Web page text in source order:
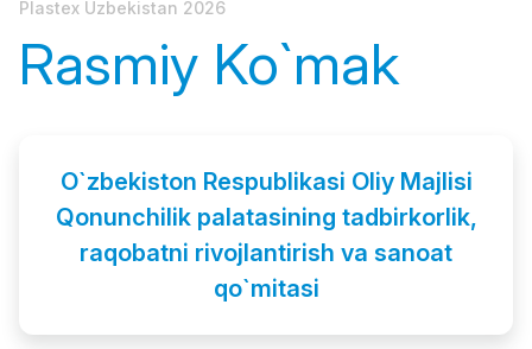
Plastex Uzbekistan 2026
Rasmiy Ko`mak
O`zbekiston Respublikasi Oliy Majlisi
Qonunchilik palatasining tadbirkorlik,
raqobatni rivojlantirish va sanoat
qo`mitasi